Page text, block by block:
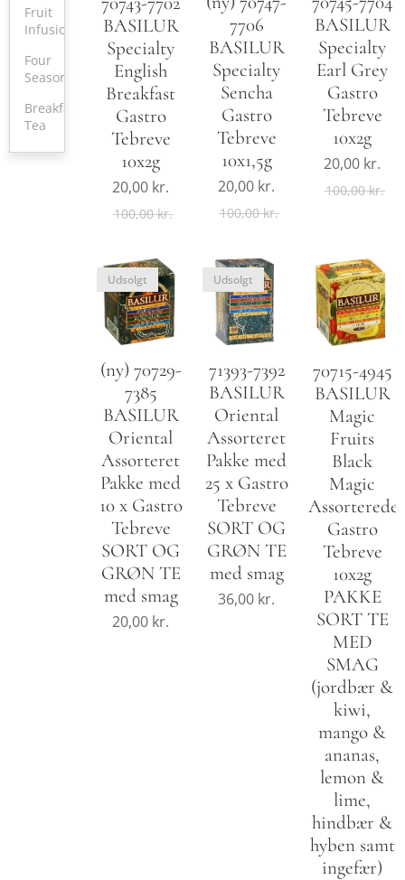
Fruit
Infusions
Four
Seasons
Breakfast
Tea
BASILUR
Specialty
English
Breakfast
Gastro
Tebreve
10x2g
20,00 kr.
100,00kr.
7706
BASILUR
Specialty
Sencha
Gastro
Tebreve
10x1,5g
20,00 kr.
100,00kr.
BASILUR
Specialty
Earl Grey
Gastro
Tebreve
10x2g
20,00 kr.
100,00kr.
(ny) 70729-
7385
BASILUR
Oriental
Assorteret
Pakke med
10 x Gastro
Tebreve
SORT OG
GRØN TE
med smag
Udsolgt
20,00 kr.
71393-7392
BASILUR
Oriental
Assorteret
Pakke med
25 x Gastro
Tebreve
SORT OG
GRØN TE
med smag
Udsolgt
36,00 kr.
70715-4945
BASILUR
Magic
Fruits
Black
Magic
Assorterede
Gastro
Tebreve
10x2g
PAKKE
SORT TE
MED
SMAG
(jordbær &
kiwi,
mango &
ananas,
lemon &
lime,
hindbær &
hyben samt
ingefær)